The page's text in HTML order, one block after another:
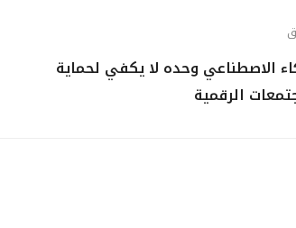
الاصطناعي وحده لا يكفي لحماية
الرقمية